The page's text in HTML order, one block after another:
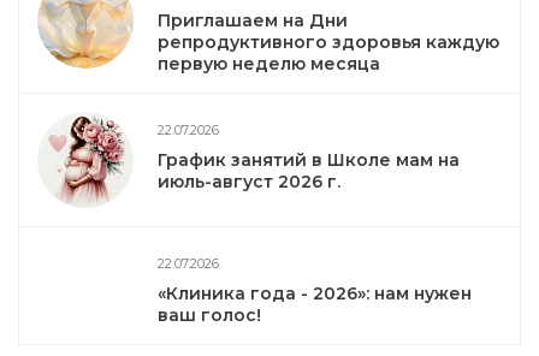
Приглашаем на Дни
репродуктивного здоровья каждую
первую неделю месяца
22.07.2026
График занятий в Школе мам на
июль-август 2026 г.
22.07.2026
«Клиника года - 2026»: нам нужен
ваш голос!